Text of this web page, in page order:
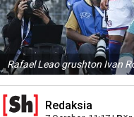
Rafael Leao grushton Ivan
Redaksia